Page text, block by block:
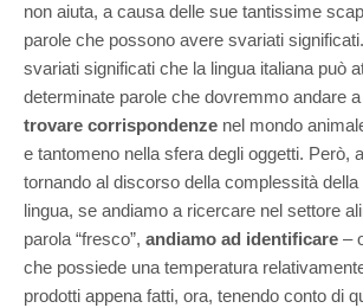
non aiuta, a causa delle sue tantissime
parole che possono avere svariati
svariati significati che la lingua italiana può
determinate parole che dovremmo andare
trovare corrispondenze nel mondo
e tantomeno nella sfera degli oggetti. Però,
tornando al discorso della complessità
lingua, se andiamo a ricercare nel settore
parola “fresco”, andiamo ad identificare –
che possiede una temperatura
prodotti appena fatti, ora, tenendo conto di